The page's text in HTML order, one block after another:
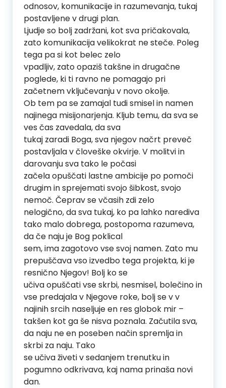
odnosov, komunikacije in razumevanja, tukaj
postavljene v drugi plan.
Ljudje so bolj zadržani, kot sva pričakovala,
zato komunikacija velikokrat ne steče. Poleg
tega pa si kot belec zelo
vpadljiv, zato opaziš takšne in drugačne
poglede, ki ti ravno ne pomagajo pri
začetnem vključevanju v novo okolje.
Ob tem pa se zamajal tudi smisel in namen
najinega misijonarjenja. Kljub temu, da sva se
ves čas zavedala, da sva
tukaj zaradi Boga, sva njegov načrt preveč
postavljala v človeške okvirje. V molitvi in
darovanju sva tako le počasi
začela opuščati lastne ambicije po pomoči
drugim in sprejemati svojo šibkost, svojo
nemoč. Čeprav se včasih zdi zelo
nelogično, da sva tukaj, ko pa lahko narediva
tako malo dobrega, postopoma razumeva,
da če naju je Bog poklical
sem, ima zagotovo vse svoj namen. Zato mu
prepuščava vso izvedbo tega projekta, ki je
resnično Njegov! Bolj ko se
učiva opuščati vse skrbi, nesmisel, bolečino in
vse predajala v Njegove roke, bolj se v v
najinih srcih naseljuje en res globok mir –
takšen kot ga še nisva poznala. Začutila sva,
da naju ne en poseben način spremlja in
skrbi za naju. Tako
se učiva živeti v sedanjem trenutku in
pogumno odkrivava, kaj nama prinaša novi
dan.